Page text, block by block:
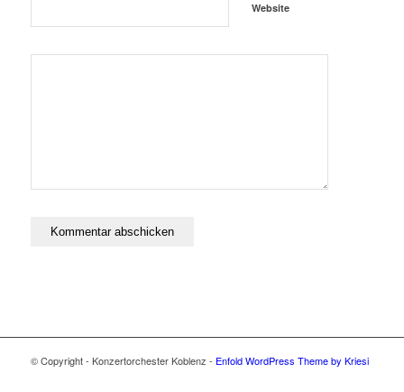
Website
© Copyright - Konzertorchester Koblenz - Enfold WordPress Theme by Kriesi